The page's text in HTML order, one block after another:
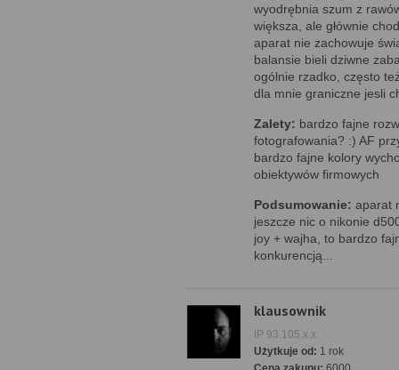
wyodrębnia szum z
większa, ale głównie
aparat nie zachowuje
balansie bieli dziwne
ogólnie rzadko, często
dla mnie graniczne jesli
Zalety: bardzo fajne
fotografowania? :) AF
bardzo fajne kolory
obiektywów firmowych
Podsumowanie: aparat
jeszcze nic o nikonie
joy + wajha, to bardzo
konkurencją...
klausownik
IP 93.105.x.x
Użytkuje od: 1 rok